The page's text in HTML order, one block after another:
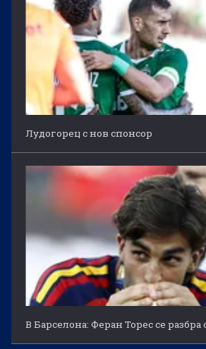
Лудогорец с нов спонсор
В Барселона: Феран Торес се